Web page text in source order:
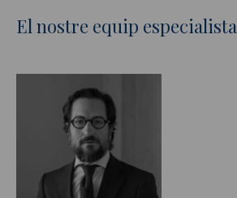
El nostre equip especialista